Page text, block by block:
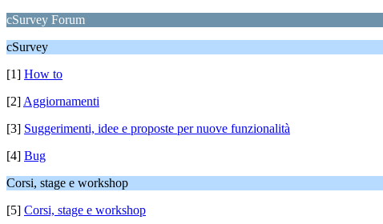
cSurvey Forum
cSurvey
[1] How to
[2] Aggiornamenti
[3] Suggerimenti, idee e proposte per nuove funzionalità
[4] Bug
Corsi, stage e workshop
[5] Corsi, stage e workshop